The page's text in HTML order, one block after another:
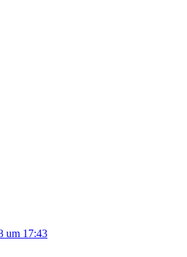
um 17:43